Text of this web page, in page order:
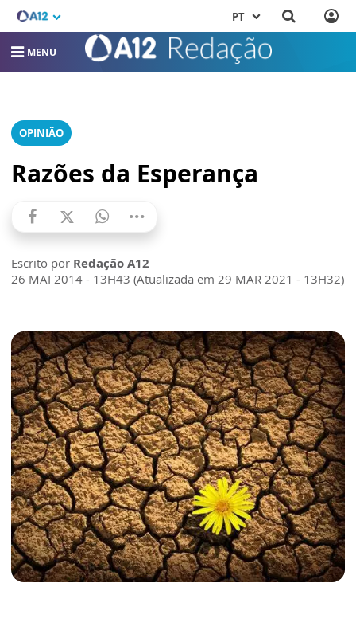
PT
MENU
OPINIÃO
Razões da Esperança
Escrito por Redação A12
26 MAI 2014 - 13H43 (Atualizada em 29 MAR 2021 - 13H32)